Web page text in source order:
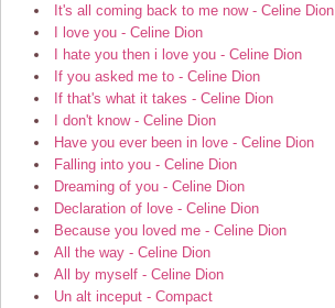
It's all coming back to me now - Celine Dion
I love you - Celine Dion
I hate you then i love you - Celine Dion
If you asked me to - Celine Dion
If that's what it takes - Celine Dion
I don't know - Celine Dion
Have you ever been in love - Celine Dion
Falling into you - Celine Dion
Dreaming of you - Celine Dion
Declaration of love - Celine Dion
Because you loved me - Celine Dion
All the way - Celine Dion
All by myself - Celine Dion
Un alt inceput - Compact